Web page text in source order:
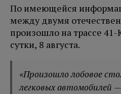
По имеющейся
между двумя
произошло на трассе
сутки, 8 августа.
«Произошло лобовое
легковых автомобилей